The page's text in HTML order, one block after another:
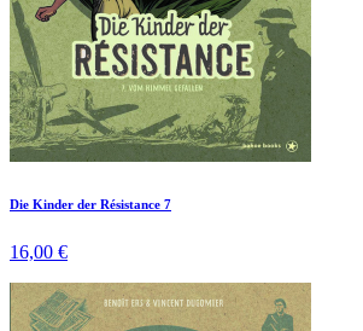
Die Kinder der Résistance 7
16,00 €